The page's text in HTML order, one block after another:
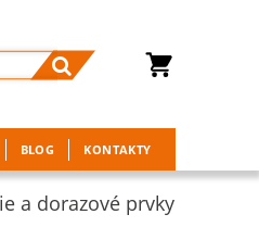
BLOG KONTAKTY
a dorazové prvky